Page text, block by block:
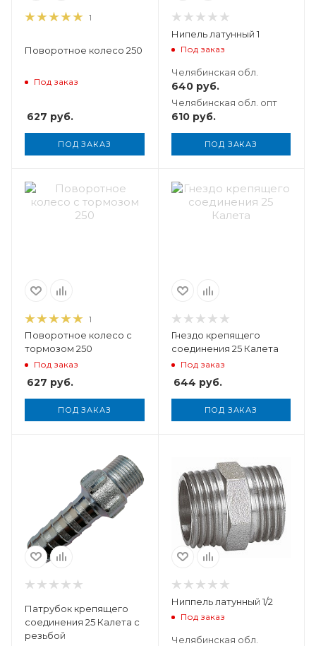
1
Поворотное колесо 250
Под заказ
627 руб.
ПОД ЗАКАЗ
Нипель латунный 1
Под заказ
Челябинская обл.
640руб.
Челябинская обл. опт
610руб.
ПОД ЗАКАЗ
1
Поворотное колесо с
тормозом 250
Под заказ
627 руб.
ПОД ЗАКАЗ
Вес, кг
0,082
Гнездо крепящего
соединения 25 Калета
Под заказ
644 руб.
ПОД ЗАКАЗ
Патрубок крепящего
соединения 25 Калета с
резьбой
Ниппель латунный 1/2
Под заказ
Челябинская обл.